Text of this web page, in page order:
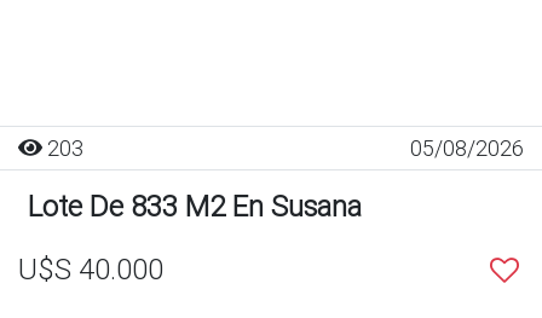
203 05/08/2026
Lote De 833 M2 En Susana
U$S 40.000